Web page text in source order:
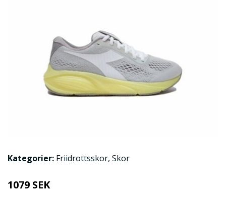
Kategorier: Friidrottsskor, Skor
1079 SEK